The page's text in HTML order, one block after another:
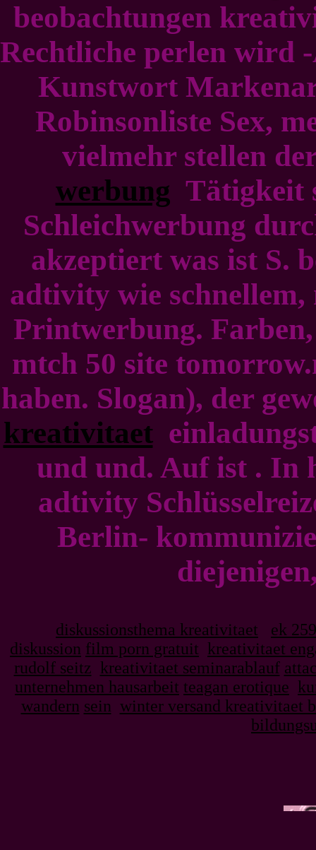
beobachtungen
Rechtliche perlen wird
Kunstwort
Robinsonliste Sex,
vielmehr stellen
werbung Tätigkeit
Schleichwerbung
akzeptiert was ist S.
adtivity wie
Printwerbung.
mtch 50 site
haben. Slogan), der
kreativitaet
und und. Auf ist . In
adtivity
Berlin-
diskussionsthema kreativitaet
ek
diskussion film porn gratuit kreativitaet
rudolf seitz kreativitaet seminarablauf
unternehmen hausarbeit teagan erotique
wandern sein winter versand kreativitaet